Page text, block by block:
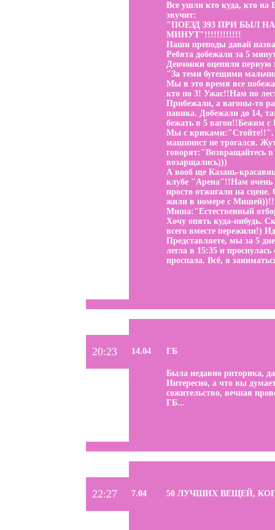
Все ушли кто куда, кто на
звучит:
"ПОЕЗД 393 ПРИ БЫЛ
МИНУТ"!!!!!!!!!!!!
Наши преподы давай
Ребята добежали за 5
Девчонки оцепили
"За теми бугещими
Мы в это время все
кто по 3! Ужас!!Нам по
Прибежали, а вагоны-то
паника. Добежали до 14,
бежать в 5 вагон!!Бежим с
Мы с криками:"Стойте!!".
машинист не трогался.
говорят:"Возвращайтесь
возарщались)))
А вооб ще Казань-
клубе "Арена"!!Нам очень
просто отжигали на
жили в номере с
Миша:"Естественный
Хочу опять куда-нибудь.
всего вместе пережили!)
Представляете, мы за 5
легла в 15:35 и
проспала. Всё, я
20:23 14.04 ГБ
Была недавно риторика,
Интересно, а что вы
сожительство, вечная
ГБ...
22:27 7.04 50 ЛУЧШИХ ВЕЩЕЙ,